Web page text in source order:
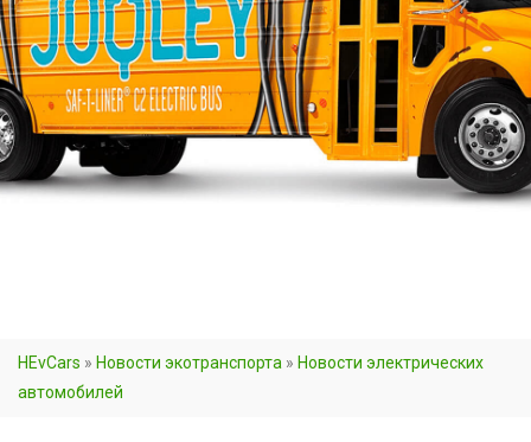
HEvCars » Новости экотранспорта » Новости электрических
автомобилей